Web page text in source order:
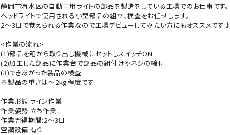
静岡市清水区の自動車用ライトの部品を製造をしている工場でのお仕事です。
ヘッドライトで使用される小型部品の組立、検査をお任せします。
2～3日で覚えられる作業なので工場デビューしてみたい方にもオススメです♪
<作業の流れ>
(1)部品を箱から取り出し機械にセットしスイッチON
(2)加工した部品に作業台で部品の組付けやネジの締付
(3)できあがった製品の検査
※製品の重さは～2kg程度です
作業形態:ライン作業
作業姿勢:立ち作業
作業習得期間:2～3日
空調設備:有り